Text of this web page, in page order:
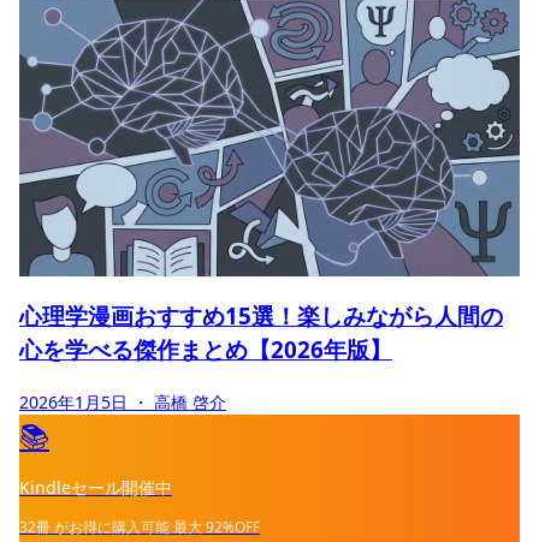
心理学漫画おすすめ15選！楽しみながら人間の
心を学べる傑作まとめ【2026年版】
2026年1月5日 ・ 高橋 啓介
📚
Kindleセール開催中
32冊がお得に購入可能最大92%OFF